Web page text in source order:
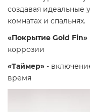
создавая идеальные
комнатах и спальнях.
«Покрытие Gold Fin»
коррозии
«Таймер» -
время